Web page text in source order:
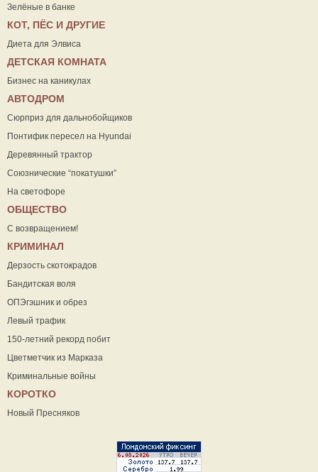
Зелёные в банке
КОТ, ПЁС И ДРУГИЕ
Диета для Элвиса
ДЕТСКАЯ КОМНАТА
Бизнес на каникулах
АВТОДРОМ
Сюрприз для дальнобойщиков
Понтифик пересел на Hyundai
Деревянный трактор
Союзнические “покатушки”
На светофоре
ОБЩЕСТВО
С возвращением!
КРИМИНАЛ
Дерзость скотокрадов
Бандитская воля
ОПЭгэшник и обрез
Левый трафик
150-летний рекорд побит
Цветметчик из Марказа
Криминальные войны
КОРОТКО
Новый Пресняков